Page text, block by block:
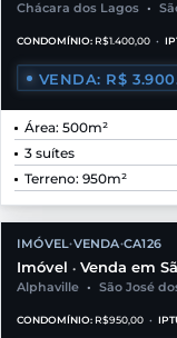
Chácara dos Lagos •
CONDOMÍNIO: R$1.400,00 •
VENDA: R$
Área: 500m²
3 suítes
Terreno: 950m²
IMÓVEL•VENDA•CA126
Imóvel • Venda em
Alphaville • São José
CONDOMÍNIO: R$950,00 •